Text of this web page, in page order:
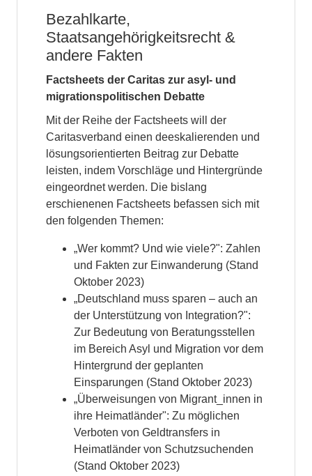
Bezahlkarte,
Staatsangehörigkeitsrecht &
andere Fakten
Factsheets der Caritas zur asyl- und
migrationspolitischen Debatte
Mit der Reihe der Factsheets will der
Caritasverband einen deeskalierenden und
lösungsorientierten Beitrag zur Debatte
leisten, indem Vorschläge und Hintergründe
eingeordnet werden. Die bislang
erschienenen Factsheets befassen sich mit
den folgenden Themen:
„Wer kommt? Und wie viele?": Zahlen
und Fakten zur Einwanderung (Stand
Oktober 2023)
„Deutschland muss sparen – auch an
der Unterstützung von Integration?":
Zur Bedeutung von Beratungsstellen
im Bereich Asyl und Migration vor dem
Hintergrund der geplanten
Einsparungen (Stand Oktober 2023)
„Überweisungen von Migrant_innen in
ihre Heimatländer": Zu möglichen
Verboten von Geldtransfers in
Heimatländer von Schutzsuchenden
(Stand Oktober 2023)